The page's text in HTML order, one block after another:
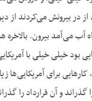
در بیرونش می‌کردند از
آب می‌آمد بیرون.
بود خیلی خیلی با
برای آمریکایی‌ها
گذراند و آن قرارداد را